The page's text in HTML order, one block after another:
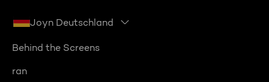
Joyn Deutschland
Behind the Screens
ran